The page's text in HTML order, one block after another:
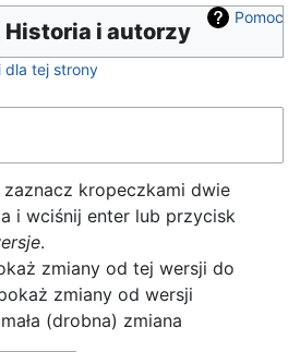
Pomoc
Historia i autorzy
dla tej strony
kropeczkami dwie
i wciśnij enter lub przycisk
.
zmiany od tej wersji do
zmiany od wersji
(drobna) zmiana